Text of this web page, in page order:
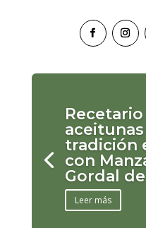
tradición
con
Gordal
Leer más